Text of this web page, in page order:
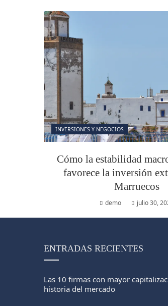
INVERSIONES Y NEGOCIOS
Cómo la estabilidad
favorece la inversión
Marruecos
demo julio 30,
ENTRADAS RECIENTES
Las 10 firmas con mayor
historia del mercado